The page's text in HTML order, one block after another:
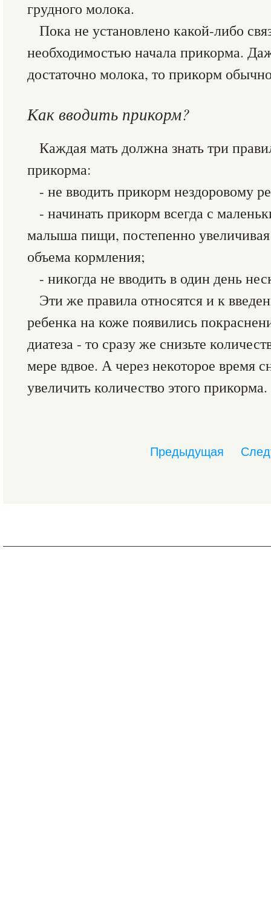
грудного молока.
Пока не установлено какой-либо
необходимостью начала прикорма.
достаточно молока, то прикорм
Как вводить прикорм?
Каждая мать должна знать три
прикорма:
- не вводить прикорм нездоровому
- начинать прикорм всегда с
малыша пищи, постепенно увеличивая
объема кормления;
- никогда не вводить в один день
Эти же правила относятся и к
ребенка на коже появились
диатеза - то сразу же снизьте
мере вдвое. А через некоторое время
увеличить количество этого прикорма.
Предыдущая